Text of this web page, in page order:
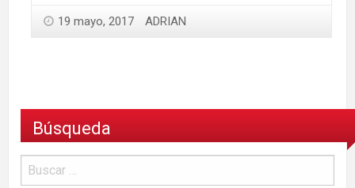
19 mayo, 2017 ADRIAN
Búsqueda